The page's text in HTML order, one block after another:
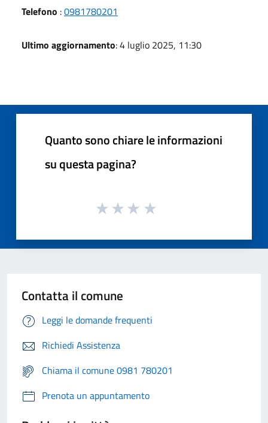
Telefono :0981780201
Ultimo aggiornamento: 4 luglio 2025, 11:30
Quanto sono chiare le informazioni
su questa pagina?
Contatta il comune
Leggi le domande frequenti
Richiedi Assistenza
Chiama il comune 0981 780201
Prenota un appuntamento